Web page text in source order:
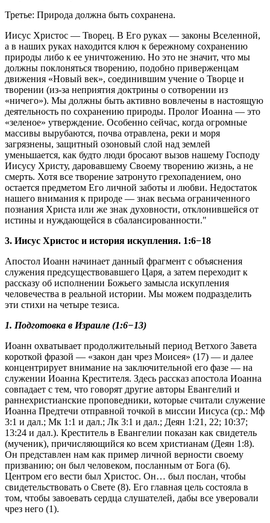
Третье: Природа должна быть сохранена.
Иисус Христос — Творец. В Его руках — законы Вселенной,
а в наших руках находится ключ к бережному сохранению
природы либо к ее уничтожению. Но это не значит, что мы
должны поклоняться творению, подобно приверженцам
движения «Новый век», соединившим учение о Творце и
творении (из-за неприятия доктрины о сотворении из
«ничего»). Мы должны быть активно вовлечены в настоящую
деятельность по сохранению природы. Пролог Иоанна — это
«зеленое» утверждение. Особенно сейчас, когда огромные
массивы вырубаются, почва отравлена, реки и моря
загрязнены, защитный озоновый слой над землей
уменьшается, как будто люди бросают вызов нашему Господу
Иисусу Христу, даровавшему Своему творению жизнь, а не
смерть. Хотя все творение затронуто грехопадением, оно
остается предметом Его личной заботы и любви. Недостаток
нашего внимания к природе — знак весьма ограниченного
познания Христа или же знак духовности, отклонившейся от
истины и нуждающейся в сбалансированности."
3. Иисус Христос и история искупления. 1:6−18
Апостол Иоанн начинает данный фрагмент с объяснения
служения предсуществовавшего Царя, а затем переходит к
рассказу об исполнении Божьего замысла искупления
человечества в реальной истории. Мы можем подразделить
эти стихи на четыре тезиса.
1. Подготовка в Израиле (1:6−13)
Иоанн охватывает продолжительный период Ветхого Завета
короткой фразой — «закон дан чрез Моисея» (17) — и далее
концентрирует внимание на заключительной его фазе — на
служении Иоанна Крестителя. Здесь рассказ апостола Иоанна
совпадает с тем, что говорят другие авторы Евангелий и
раннехристианские проповедники, которые считали служение
Иоанна Предтечи отправной точкой в миссии Иисуса (ср.: Мф
3:1 и дал.; Мк 1:1 и дал.; Лк 3:1 и дал.; Деян 1:21, 22; 10:37;
13:24 и дал.). Креститель в Евангелии показан как свидетель
(мученик), причисляющийся ко всем христианам (Деян 1:8).
Он представлен нам как пример личной верности своему
призванию; он был человеком, посланным от Бога (6).
Центром его вести был Христос. Он… был послан, чтобы
свидетельствовать о Свете (8). Его главная цель состояла в
том, чтобы завоевать сердца слушателей, дабы все уверовали
чрез него (1).